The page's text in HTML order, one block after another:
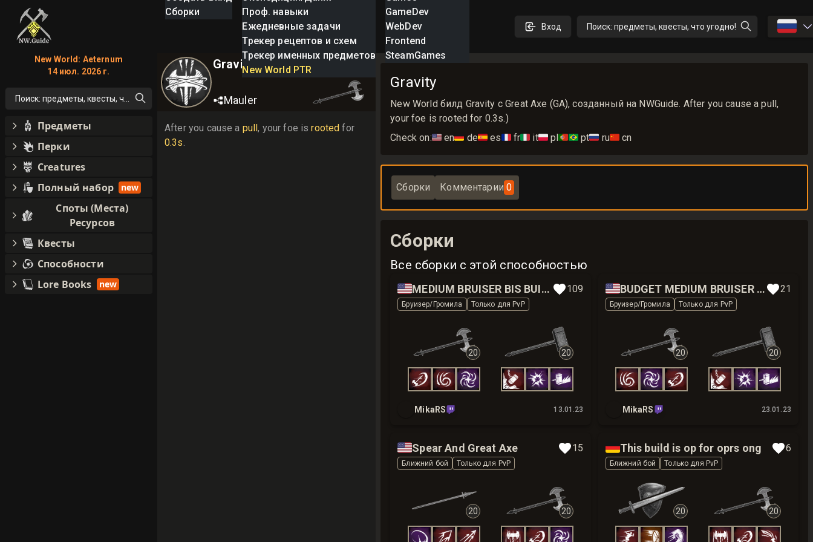
Сборки
Проф. навыки
Ежедневные задачи
Трекер рецептов и схем
Трекер именных предметов
New World PTR
GameDev
WebDev
Frontend
SteamGames
Вход Поиск: предметы, квесты, что угодно! 🇷🇺
Gravity
Mauler
After you cause a pull, your foe is rooted
for
0.3s.
Gravity
New World билд Gravity с Great Axe (GA), созданный на NWGuide. After you cause a pull,
your foe is rooted for 0.3s.)
Check on:🇺🇸 en🇩🇪 de🇪🇸 es🇫🇷 fr🇮🇹 it🇵🇱 pl🇵🇹🇧🇷 pt🇷🇺 ru🇨🇳 cn
Сборки Комментарии 0
Сборки
Все сборки с этой способностью
🇺🇸 MEDIUM BRUISER BIS BUILD BY MIKARS 109
Бруизер/Громила Только для PvP
20 20
MikaRS 13.01.23
🇺🇸 BUDGET MEDIUM BRUISER BUILD BY MIKA 21
Бруизер/Громила Только для PvP
20 20
MikaRS 23.01.23
🇺🇸Spear And Great Axe 15
Ближний бой Только для PvP
20 20
🇩🇪This build is op for oprs ong 6
Ближний бой Только для PvP
20 20
New World: Aeternum
14 июл. 2026 г.
Поиск: предметы, квесты, что угодно!
Предметы
Перки
Creatures
Полный набор
new
Споты (Места)
Ресурсов
Квесты
Способности
Lore Books
new